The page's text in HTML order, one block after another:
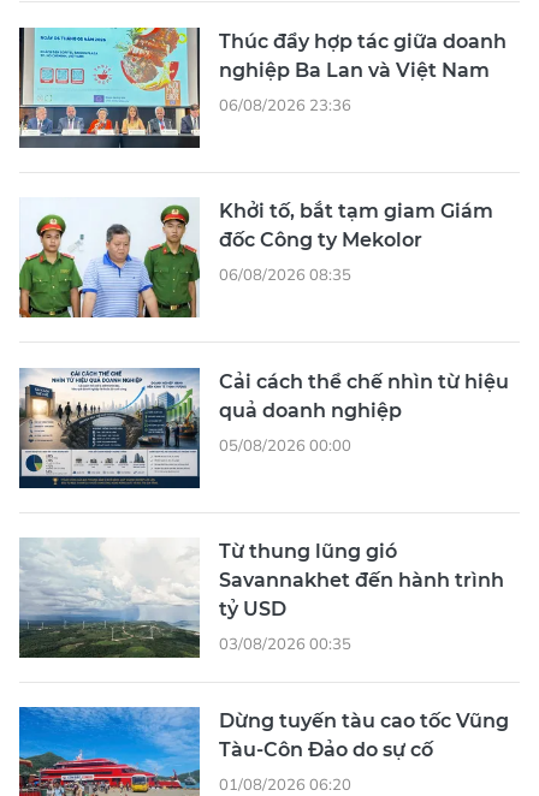
Thúc đẩy hợp tác giữa doanh
nghiệp Ba Lan và Việt Nam
06/08/2026 23:36
Khởi tố, bắt tạm giam Giám
đốc Công ty Mekolor
06/08/2026 08:35
Cải cách thể chế nhìn từ hiệu
quả doanh nghiệp
05/08/2026 00:00
Từ thung lũng gió
Savannakhet đến hành trình
tỷ USD
03/08/2026 00:35
Dừng tuyến tàu cao tốc Vũng
Tàu-Côn Đảo do sự cố
01/08/2026 06:20